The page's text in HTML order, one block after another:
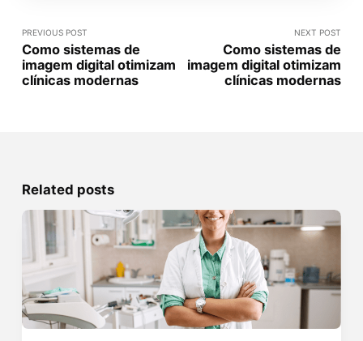
PREVIOUS POST
Como sistemas de
imagem digital otimizam
clínicas modernas
NEXT POST
Como sistemas de
imagem digital otimizam
clínicas modernas
Related posts